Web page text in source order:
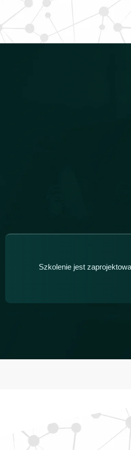
Szkolenie jest